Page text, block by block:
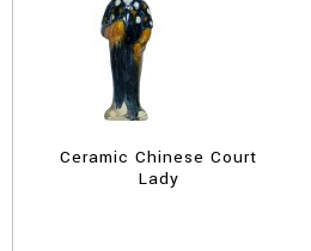
Ceramic Chinese Court
Lady